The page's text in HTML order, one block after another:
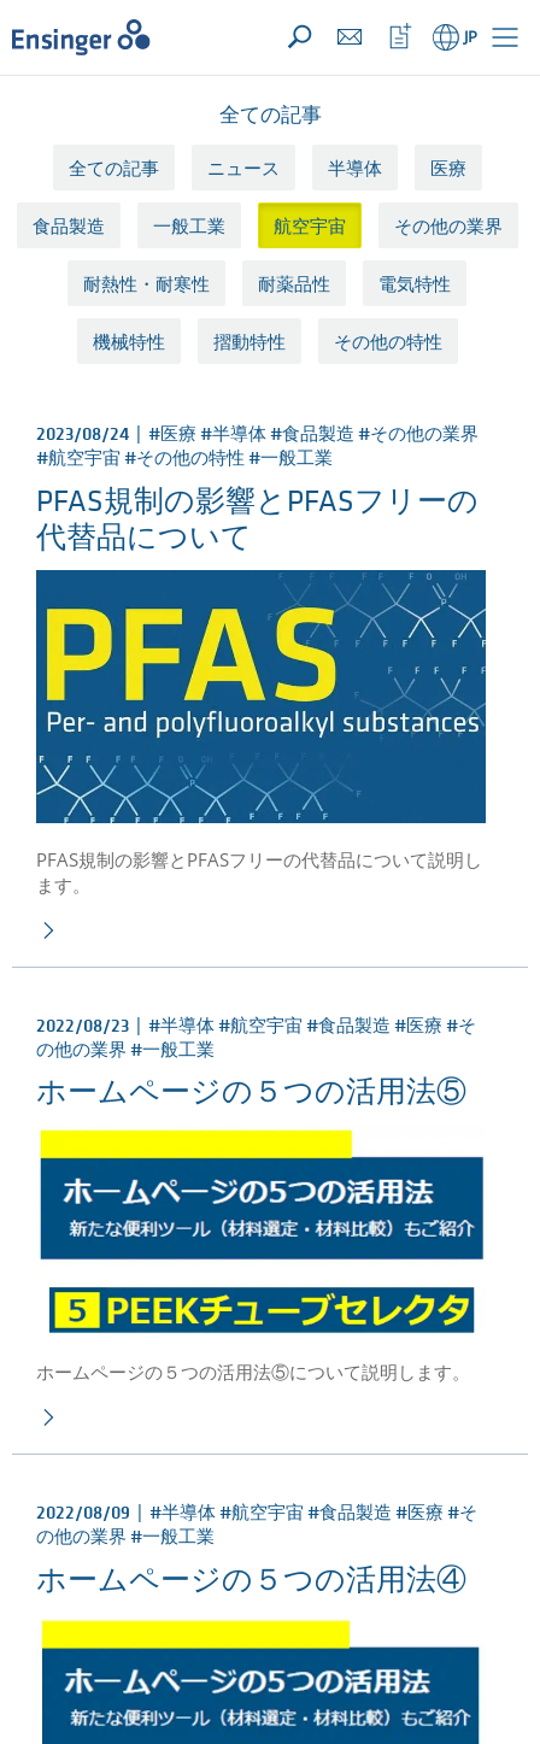
お問い合わせリスト ({{productCount}} 件の素材)開く
ホ
ー
ム
JP
ウ
ォ
ッ
く
全ての記事
全ての記事 ニュース 半導体 医療
食品製造 一般工業 航空宇宙 その他の業界
耐熱性・耐寒性 耐薬品性 電気特性
機械特性 摺動特性 その他の特性
2023/08/24 | #医療 #半導体 #食品製造 #その他の業界
#航空宇宙 #その他の特性 #一般工業
PFAS規制の影響とPFASフリーの
代替品について
PFAS規制の影響とPFASフリーの代替品について説明し
ます。
2022/08/23 | #半導体 #航空宇宙 #食品製造 #医療 #そ
の他の業界 #一般工業
ホームページの５つの活用法⑤
ホームページの５つの活用法⑤について説明します。
2022/08/09 | #半導体 #航空宇宙 #食品製造 #医療 #そ
の他の業界 #一般工業
ホームページの５つの活用法④